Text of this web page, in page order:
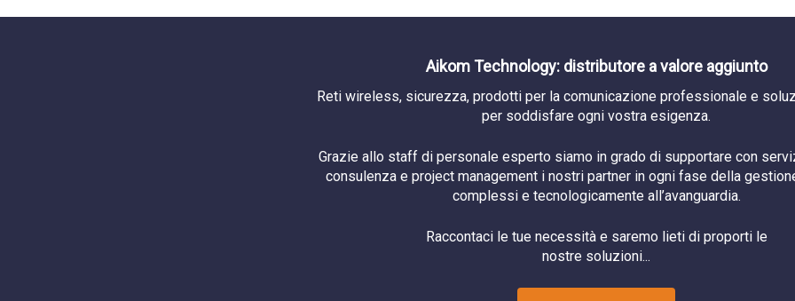
Aikom Technology: distributore a valore aggiunto
Reti wireless, sicurezza, prodotti per la comunicazione professionale e
per soddisfare ogni vostra esigenza.
Grazie allo staff di personale esperto siamo in grado di supportare con
consulenza e project management i nostri partner in ogni fase della
complessi e tecnologicamente all’avanguardia.
Raccontaci le tue necessità e saremo lieti di proporti le
nostre soluzioni...